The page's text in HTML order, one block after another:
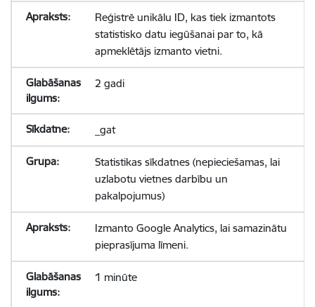
Reģistrē unikālu ID, kas tiek izmantots
statistisko datu iegūšanai par to, kā
apmeklētājs izmanto vietni.
2 gadi
_gat
Statistikas sīkdatnes (nepieciešamas, lai
uzlabotu vietnes darbību un
pakalpojumus)
Izmanto Google Analytics, lai samazinātu
pieprasījuma līmeni.
1 minūte